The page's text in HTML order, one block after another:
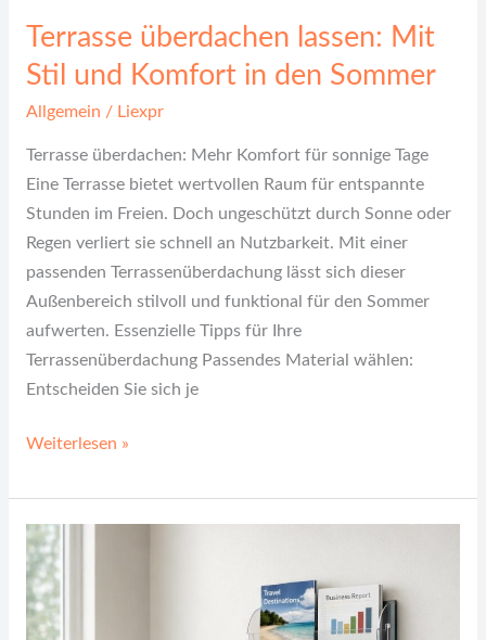
Terrasse überdachen lassen: Mit
Stil und Komfort in den Sommer
Allgemein / Liexpr
Terrasse überdachen: Mehr Komfort für sonnige Tage
Eine Terrasse bietet wertvollen Raum für entspannte
Stunden im Freien. Doch ungeschützt durch Sonne oder
Regen verliert sie schnell an Nutzbarkeit. Mit einer
passenden Terrassenüberdachung lässt sich dieser
Außenbereich stilvoll und funktional für den Sommer
aufwerten. Essenzielle Tipps für Ihre
Terrassenüberdachung Passendes Material wählen:
Entscheiden Sie sich je
Weiterlesen »
So
bringst
du
Struktur